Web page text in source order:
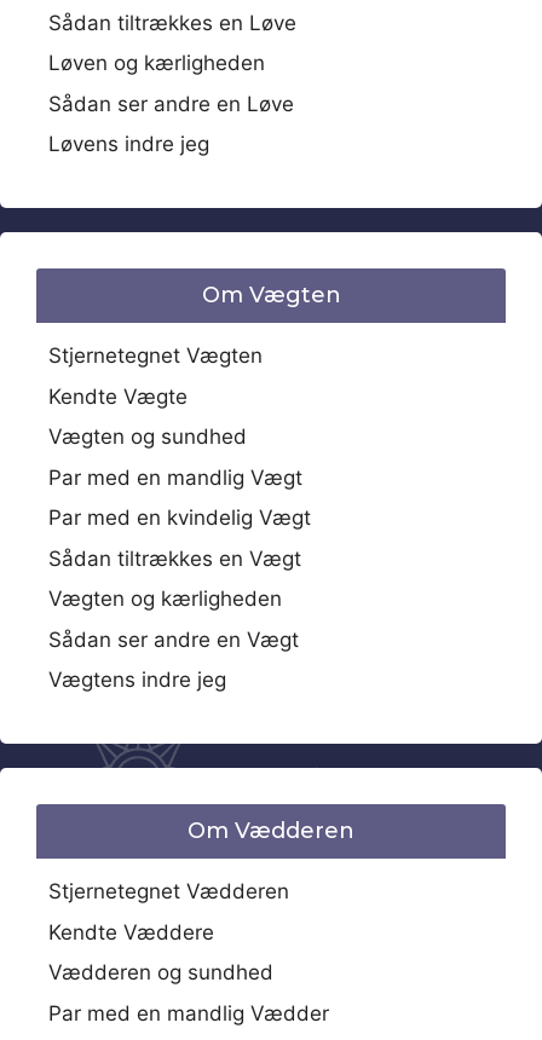
Sådan tiltrækkes en Løve
Løven og kærligheden
Sådan ser andre en Løve
Løvens indre jeg
Om Vægten
Stjernetegnet Vægten
Kendte Vægte
Vægten og sundhed
Par med en mandlig Vægt
Par med en kvindelig Vægt
Sådan tiltrækkes en Vægt
Vægten og kærligheden
Sådan ser andre en Vægt
Vægtens indre jeg
Om Vædderen
Stjernetegnet Vædderen
Kendte Væddere
Vædderen og sundhed
Par med en mandlig Vædder